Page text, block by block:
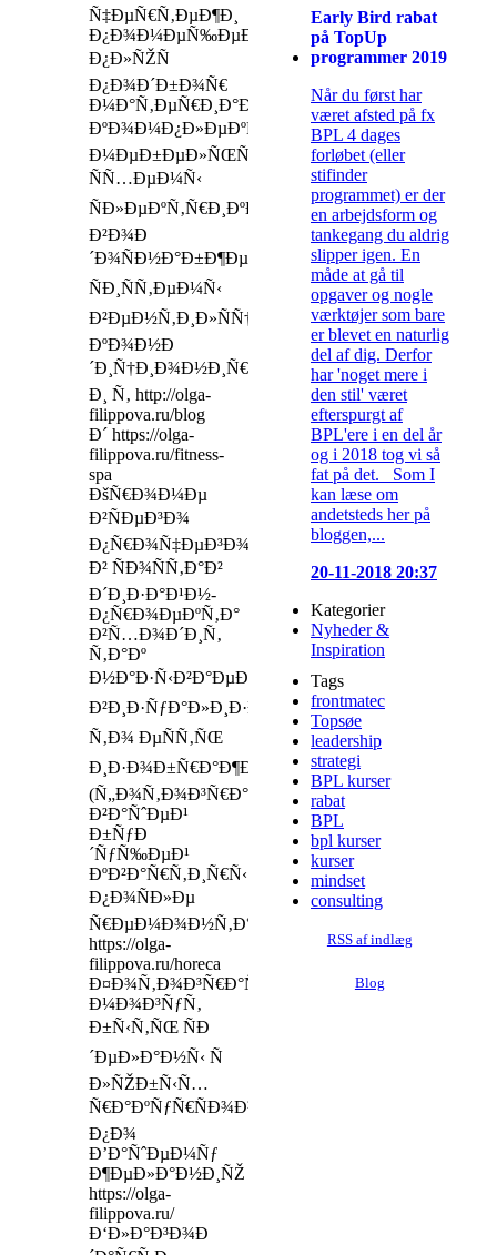
Ñ‡ÐµÑ€Ñ‚ÐµÐ¶Ð¸
Ð¿Ð¾Ð¼ÐµÑ‰ÐµÐ½Ð¸Ð¹
Ð¿Ð»ÑŽÑ
Ð¿Ð¾Ð´Ð±Ð¾Ñ€
Ð¼Ð°Ñ‚ÐµÑ€Ð¸Ð°Ð»Ð¾Ð²,
ÐºÐ¾Ð¼Ð¿Ð»ÐµÐºÑ‚Ð°Ñ†Ð¸Ñ
Ð¼ÐµÐ±ÐµÐ»ÑŒÑŽ,
ÑÑ…ÐµÐ¼Ñ‹
ÑÐ»ÐµÐºÑ‚Ñ€Ð¸ÐºÐ¸,
Ð²Ð¾Ð
´Ð¾ÑÐ½Ð°Ð±Ð¶ÐµÐ½Ð¸Ñ,
ÑÐ¸ÑÑ‚ÐµÐ¼Ñ‹
Ð²ÐµÐ½Ñ‚Ð¸Ð»ÑÑ†Ð¸Ð¸,
ÐºÐ¾Ð½Ð
´Ð¸Ñ†Ð¸Ð¾Ð½Ð¸Ñ€Ð¾Ð²Ð°Ð½Ð¸Ñ
Ð¸ Ñ‚ http://olga-
filippova.ru/blog
Ð´ https://olga-
filippova.ru/fitness-
spa
ÐšÑ€Ð¾Ð¼Ðµ
Ð²ÑÐµÐ³Ð¾
Ð¿Ñ€Ð¾Ñ‡ÐµÐ³Ð¾,
Ð² ÑÐ¾ÑÑ‚Ð°Ð²
Ð´Ð¸Ð·Ð°Ð¹Ð½-
Ð¿Ñ€Ð¾ÐµÐºÑ‚Ð°
Ð²Ñ…Ð¾Ð´Ð¸Ñ‚
Ñ‚Ð°Ðº
Ð½Ð°Ð·Ñ‹Ð²Ð°ÐµÐ¼Ð°Ñ
Ð²Ð¸Ð·ÑƒÐ°Ð»Ð¸Ð·Ð°Ñ†Ð¸Ñ,
Ñ‚Ð¾ ÐµÑÑ‚ÑŒ
Ð¸Ð·Ð¾Ð±Ñ€Ð°Ð¶ÐµÐ½Ð¸Ñ
(Ñ„Ð¾Ñ‚Ð¾Ð³Ñ€Ð°Ñ„Ð¸Ð¸)
Ð²Ð°ÑˆÐµÐ¹
Ð±ÑƒÐ
´ÑƒÑ‰ÐµÐ¹
ÐºÐ²Ð°Ñ€Ñ‚Ð¸Ñ€Ñ‹
Ð¿Ð¾ÑÐ»Ðµ
Ñ€ÐµÐ¼Ð¾Ð½Ñ‚Ð°
https://olga-
filippova.ru/horeca
Ð¤Ð¾Ñ‚Ð¾Ð³Ñ€Ð°Ñ„Ð¸Ð¸
Ð¼Ð¾Ð³ÑƒÑ‚
Ð±Ñ‹Ñ‚ÑŒ ÑÐ
´ÐµÐ»Ð°Ð½Ñ‹ Ñ
Ð»ÑŽÐ±Ñ‹Ñ…
Ñ€Ð°ÐºÑƒÑ€ÑÐ¾Ð²,
Ð¿Ð¾
Ð’Ð°ÑˆÐµÐ¼Ñƒ
Ð¶ÐµÐ»Ð°Ð½Ð¸ÑŽ
https://olga-
filippova.ru/
Ð‘Ð»Ð°Ð³Ð¾Ð
Early Bird rabat
på TopUp
programmer 2019
Når du først har
været afsted på fx
BPL 4 dages
forløbet (eller
stifinder
programmet) er der
en arbejdsform og
tankegang du aldrig
slipper igen. En
måde at gå til
opgaver og nogle
værktøjer som bare
er blevet en naturlig
del af dig. Derfor
har 'noget mere i
den stil' været
efterspurgt af
BPL'ere i en del år
og i 2018 tog vi så
fat på det. Som I
kan læse om
andetsteds her på
bloggen,...
20-11-2018 20:37
Kategorier
Nyheder &
Inspiration
Tags
frontmatec
Topsøe
leadership
strategi
BPL kurser
rabat
BPL
bpl kurser
kurser
mindset
consulting
RSS af indlæg
Blog